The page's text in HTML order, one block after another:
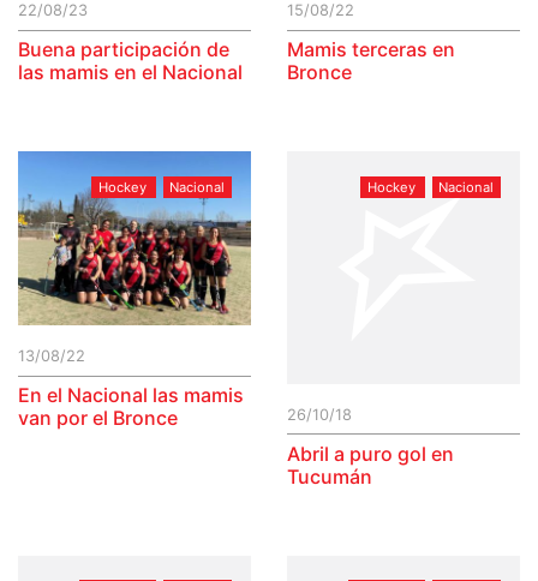
22/08/23
Buena participación de
las mamis en el Nacional
15/08/22
Mamis terceras en
Bronce
Hockey Nacional
13/08/22
En el Nacional las mamis
van por el Bronce
Hockey Nacional
26/10/18
Abril a puro gol en
Tucumán